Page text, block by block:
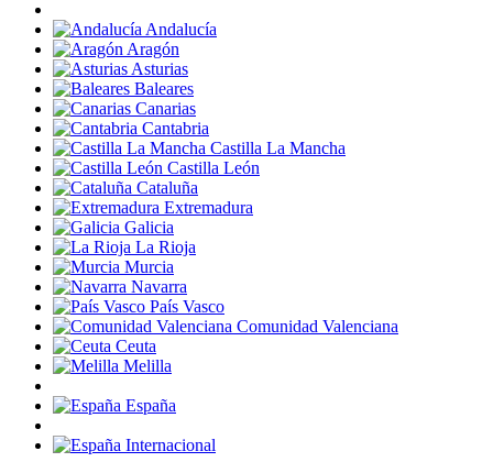
Andalucía
Aragón
Asturias
Baleares
Canarias
Cantabria
Castilla La Mancha
Castilla León
Cataluña
Extremadura
Galicia
La Rioja
Murcia
Navarra
País Vasco
Comunidad Valenciana
Ceuta
Melilla
España
Internacional